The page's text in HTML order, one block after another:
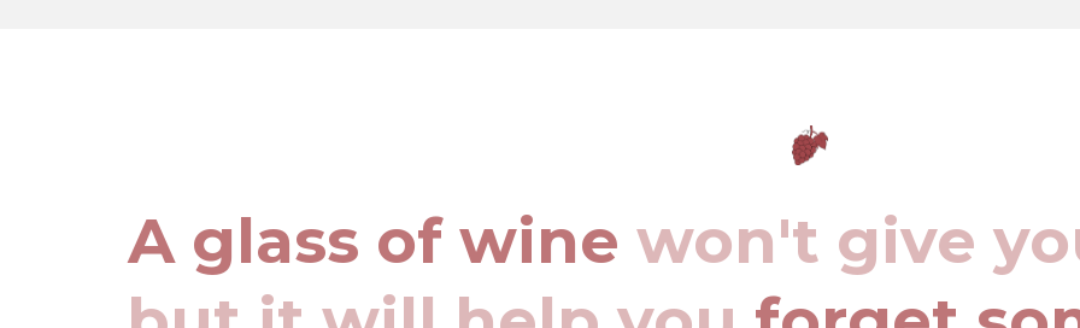
A glass of wine won't give